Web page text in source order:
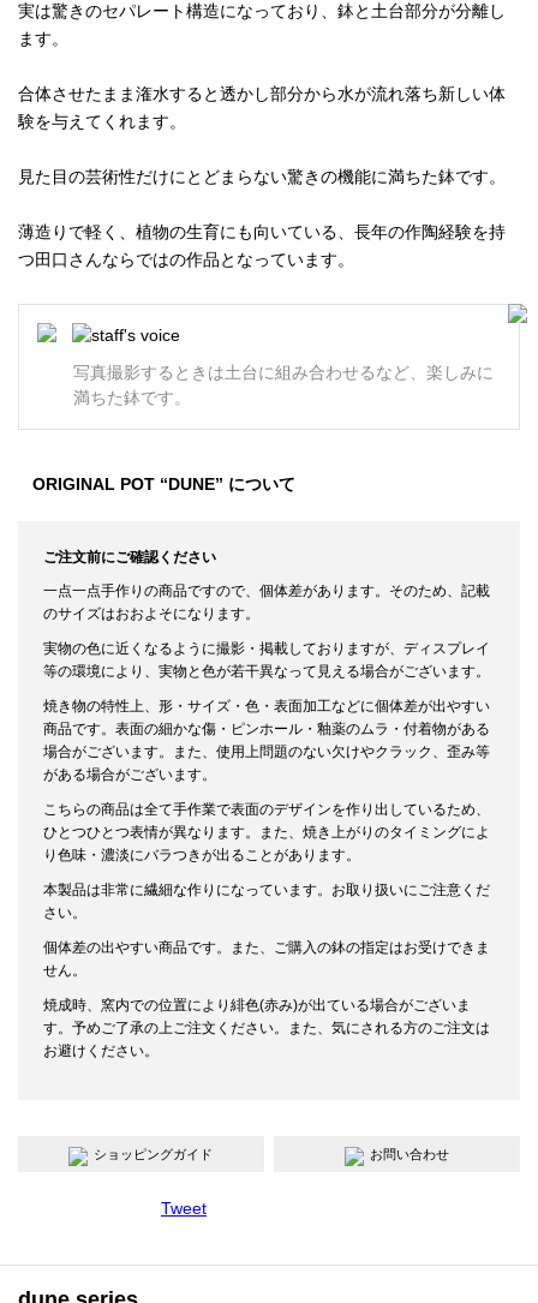
実は驚きのセパレート構造になっており、鉢と土台部分が分離し
ます。
合体させたまま潅水すると透かし部分から水が流れ落ち新しい体
験を与えてくれます。
見た目の芸術性だけにとどまらない驚きの機能に満ちた鉢です。
薄造りで軽く、植物の生育にも向いている、長年の作陶経験を持
つ田口さんならではの作品となっています。
写真撮影するときは土台に組み合わせるなど、楽しみに
満ちた鉢です。
ORIGINAL POT “DUNE” について
ご注文前にご確認ください
一点一点手作りの商品ですので、個体差があります。そのため、記載
のサイズはおおよそになります。
実物の色に近くなるように撮影・掲載しておりますが、ディスプレイ
等の環境により、実物と色が若干異なって見える場合がございます。
焼き物の特性上、形・サイズ・色・表面加工などに個体差が出やすい
商品です。表面の細かな傷・ピンホール・釉薬のムラ・付着物がある
場合がございます。また、使用上問題のない欠けやクラック、歪み等
がある場合がございます。
こちらの商品は全て手作業で表面のデザインを作り出しているため、
ひとつひとつ表情が異なります。また、焼き上がりのタイミングによ
り色味・濃淡にバラつきが出ることがあります。
本製品は非常に繊細な作りになっています。お取り扱いにご注意くだ
さい。
個体差の出やすい商品です。また、ご購入の鉢の指定はお受けできま
せん。
焼成時、窯内での位置により緋色(赤み)が出ている場合がございま
す。予めご了承の上ご注文ください。また、気にされる方のご注文は
お避けください。
ショッピングガイド お問い合わせ
Tweet